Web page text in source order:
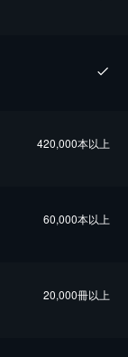
420,000本以上
60,000本以上
20,000冊以上